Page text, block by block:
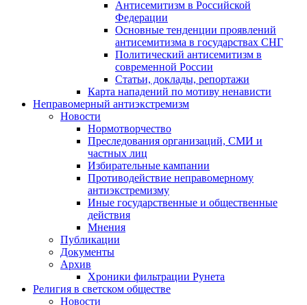
Антисемитизм в Российской
Федерации
Основные тенденции проявлений
антисемитизма в государствах СНГ
Политический антисемитизм в
современной России
Статьи, доклады, репортажи
Карта нападений по мотиву ненависти
Неправомерный антиэкстремизм
Новости
Нормотворчество
Преследования организаций, СМИ и
частных лиц
Избирательные кампании
Противодействие неправомерному
антиэкстремизму
Иные государственные и общественные
действия
Мнения
Публикации
Документы
Архив
Хроники фильтрации Рунета
Религия в светском обществе
Новости